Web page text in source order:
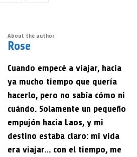
About the author
Rose
Cuando empecé a viajar, hacía
ya mucho tiempo que quería
hacerlo, pero no sabía cómo ni
cuándo. Solamente un pequeño
empujón hacia Laos, y mi
destino estaba claro: mi vida
era viajar… con el tiempo, me